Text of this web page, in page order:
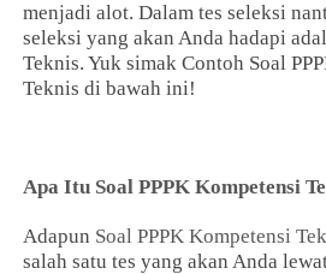
menjadi alot. Dalam tes seleksi
seleksi yang akan Anda hadapi
Teknis. Yuk simak Contoh Soal
Teknis di bawah ini!
Apa Itu Soal PPPK Kompetensi
Adapun Soal PPPK Kompetensi
salah satu tes yang akan Anda